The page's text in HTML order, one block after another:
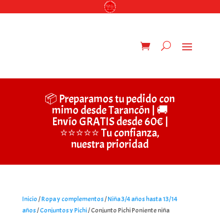
📦 Preparamos tu pedido con
mimo desde Tarancón | 🚚
Envío GRATIS desde 60€ |
⭐⭐⭐⭐⭐ Tu confianza,
nuestra prioridad
Inicio/Ropa y complementos/Niña 3/4 años hasta 13/14
años/Conjuntos y Pichi/ Conjunto Pichi Poniente niña